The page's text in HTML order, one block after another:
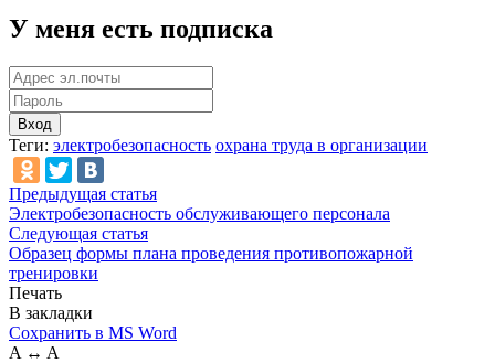
У меня есть подписка
Вход
Теги: электробезопасность охрана труда в организации
Предыдущая статья
Электробезопасность обслуживающего персонала
Следующая статья
Образец формы плана проведения противопожарной
тренировки
Печать
В закладки
Сохранить в MS Word
A ↔ A